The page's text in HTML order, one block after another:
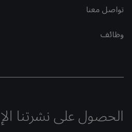
تواصل معنا
وظائف
الحصول على نشرتنا